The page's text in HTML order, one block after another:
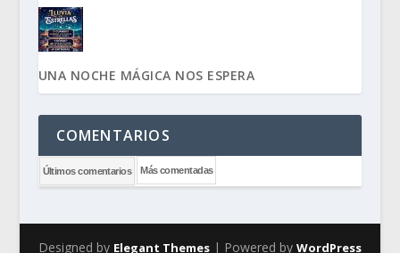
UNA NOCHE MÁGICA NOS ESPERA
COMENTARIOS
Últimos comentarios Más comentadas
Designed by Elegant Themes| Powered by WordPress